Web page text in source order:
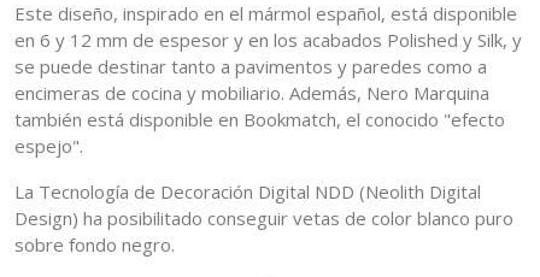
Este diseño, inspirado en el mármol español, está disponible
en 6 y 12 mm de espesor y en los acabados Polished y Silk, y
se puede destinar tanto a pavimentos y paredes como a
encimeras de cocina y mobiliario. Además, Nero Marquina
también está disponible en Bookmatch, el conocido "efecto
espejo".
La Tecnología de Decoración Digital NDD (Neolith Digital
Design) ha posibilitado conseguir vetas de color blanco puro
sobre fondo negro.